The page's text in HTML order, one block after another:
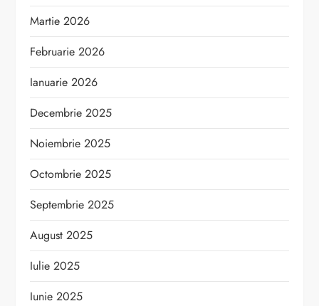
Martie 2026
Februarie 2026
Ianuarie 2026
Decembrie 2025
Noiembrie 2025
Octombrie 2025
Septembrie 2025
August 2025
Iulie 2025
Iunie 2025